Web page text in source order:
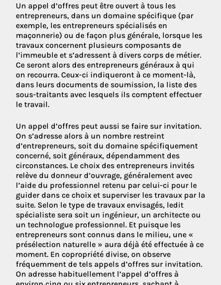
Un appel d’offres peut être ouvert à tous les
entrepreneurs, dans un domaine spécifique (par
exemple, les entrepreneurs spécialisés en
maçonnerie) ou de façon plus générale, lorsque les
travaux concernent plusieurs composants de
l’immeuble et s’adressent à divers corps de métier.
Ce seront alors des entrepreneurs généraux à qui
on recourra. Ceux-ci indiqueront à ce moment-là,
dans leurs documents de soumission, la liste des
sous-traitants avec lesquels ils comptent effectuer
le travail.
Un appel d’offres peut aussi se faire sur invitation.
On s’adresse alors à un nombre restreint
d’entrepreneurs, soit du domaine spécifiquement
concerné, soit généraux, dépendamment des
circonstances. Le choix des entrepreneurs invités
relève du donneur d’ouvrage, généralement avec
l’aide du professionnel retenu par celui-ci pour le
guider dans ce choix et superviser les travaux par la
suite. Selon le type de travaux envisagés, ledit
spécialiste sera soit un ingénieur, un architecte ou
un technologue professionnel. Et puisque les
entrepreneurs sont connus dans le milieu, une «
présélection naturelle » aura déjà été effectuée à ce
moment. En copropriété divise, on observe
fréquemment de tels appels d’offres sur invitation.
On adresse habituellement l’appel d’offres à